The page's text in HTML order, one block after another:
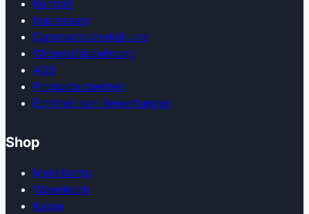
Kontakt
Impressum
Datenschutzerklärung
Widerrufsbelehrung
AGB
Produkt­sicherheit
Echtheit von Bewertungen
Shop
Mein Konto
Warenkorb
Kasse